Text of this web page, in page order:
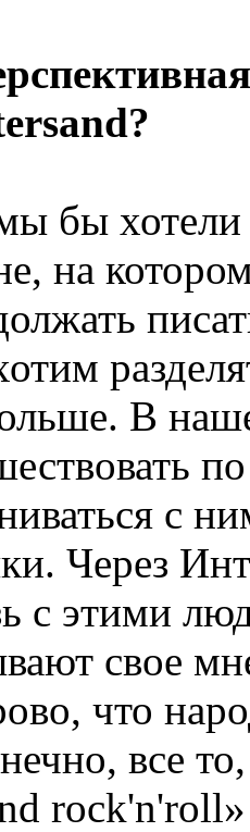
бы
на
В
с
Через
с этими
свое
что
все